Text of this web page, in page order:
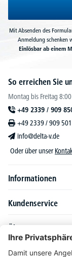
Mit Absenden des
Anmeldung schenken
Einlösbar ab einem
So erreichen Sie
Montag bis Freitag
+49 2339 / 909
+49 2339 / 909 501
info@delta-v.de
Oder über unser
Informationen
Kundenservice
Über DELTA-V
Produktsortiment